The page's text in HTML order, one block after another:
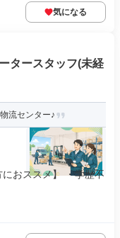
気になる
タースタッフ(未経
流センター♪
おススメ】 ・学歴不